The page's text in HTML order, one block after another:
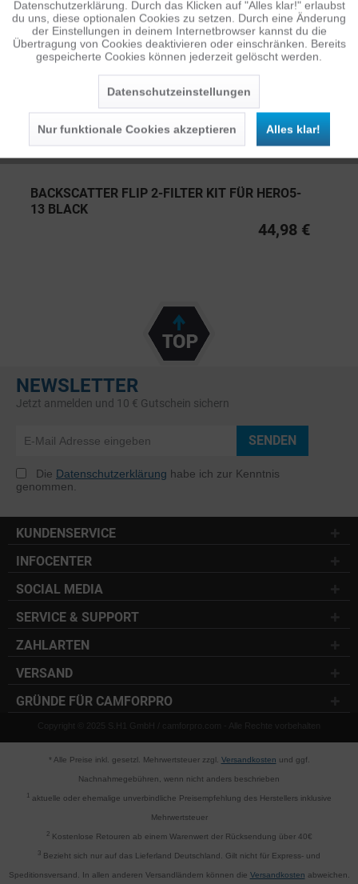
Persönliche Empfehlungen
BACKSCATTER FLIP 2-FILTER KIT FÜR HERO5-
13 BLACK
44,98 €
NEWSLETTER
Jetzt anmelden und 10 € Gutschein sichern
SENDEN
Die Datenschutzerklärung habe ich zur Kenntnis
genommen.
KUNDENSERVICE
INFOCENTER
SOCIAL MEDIA
SERVICE & SUPPORT
ZAHLARTEN
VERSAND
GRÜNDE FÜR CAMFORPRO
Copyright © 2025 S.H1 GmbH / camforpro.com - Alle Rechte vorbehalten
* Alle Preise inkl. gesetzl. Mehrwertsteuer zzgl. Versandkosten und ggf.
Nachnahmegebühren, wenn nicht anders beschrieben
aktuelle oder ehemalige unverbindliche Preisempfehlung des Herstellers inklusive
Mehrwertsteuer
2Kostenlose Retouren ab einem Warenwert der Rücksendung über 40€
3 Bezieht sich nur auf das Lieferland Deutschland. Gilt nicht für Express- und
Speditionsversand. In allen anderen Versandländern können die Versandkosten abweichen.
Personalisierung Inaktiv
Service Inaktiv
Datenschutzerklärung. Durch das Klicken auf "Alles klar!" erlaubst
du uns, diese optionalen Cookies zu setzen. Durch eine Änderung
der Einstellungen in deinem Internetbrowser kannst du die
Übertragung von Cookies deaktivieren oder einschränken. Bereits
gespeicherte Cookies können jederzeit gelöscht werden.
Datenschutzeinstellungen
Nur funktionale Cookies akzeptieren Alles klar!